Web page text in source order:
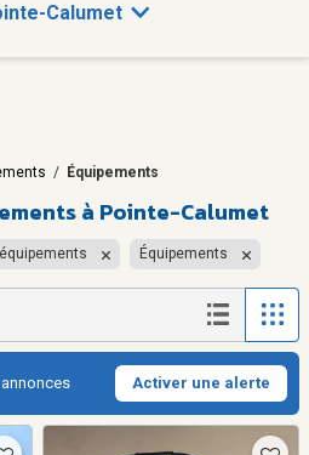
Calumet
/ Équipements
à Pointe-Calumet
Équipements
Activer une alerte